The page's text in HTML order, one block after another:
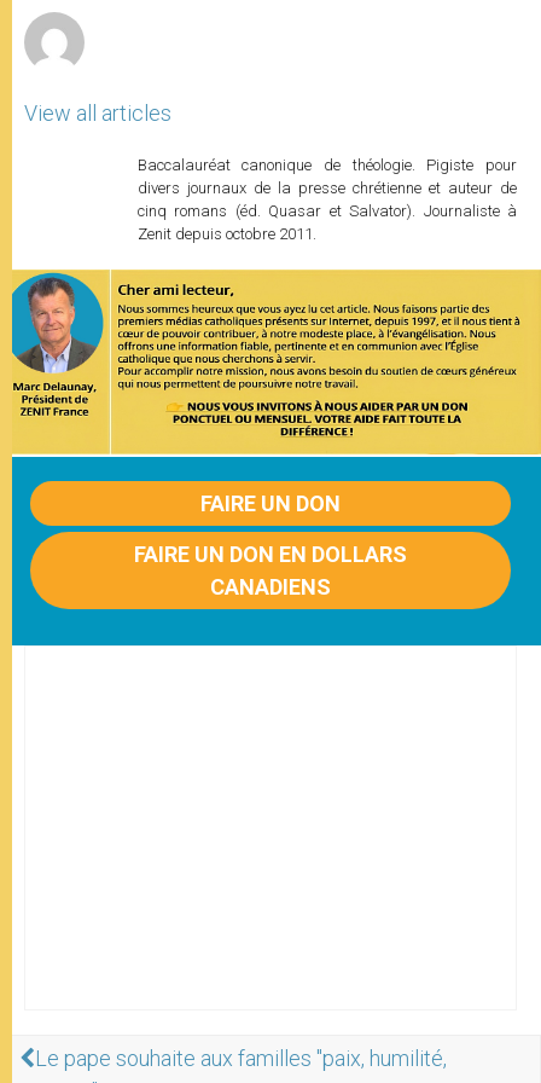
View all articles
Baccalauréat canonique de théologie. Pigiste pour
divers journaux de la presse chrétienne et auteur de
cinq romans (éd. Quasar et Salvator). Journaliste à
Zenit depuis octobre 2011.
FAIRE UN DON
FAIRE UN DON EN DOLLARS
CANADIENS
Le pape souhaite aux familles "paix, humilité,